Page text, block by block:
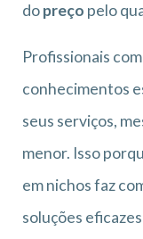
dopreço pelo
Profissionais
conhecimentos
seus serviços,
menor. Isso
em nichos faz
soluções